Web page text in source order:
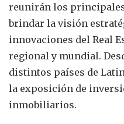
reunirán los
brindar la visión
innovaciones del Real
regional y mundial.
distintos países de
la exposición de
inmobiliarios.